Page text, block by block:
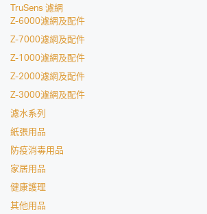
TruSens 濾網
Z-6000濾網及配件
Z-7000濾網及配件
Z-1000濾網及配件
Z-2000濾網及配件
Z-3000濾網及配件
濾水系列
紙張用品
防疫消毒用品
家居用品
健康護理
其他用品